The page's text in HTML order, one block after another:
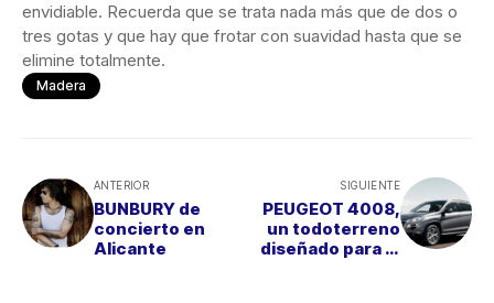
envidiable. Recuerda que se trata nada más que de dos o
tres gotas y que hay que frotar con suavidad hasta que se
elimine totalmente.
Madera
ANTERIOR
BUNBURY de
concierto en
Alicante
SIGUIENTE
PEUGEOT 4008,
un todoterreno
diseñado para el